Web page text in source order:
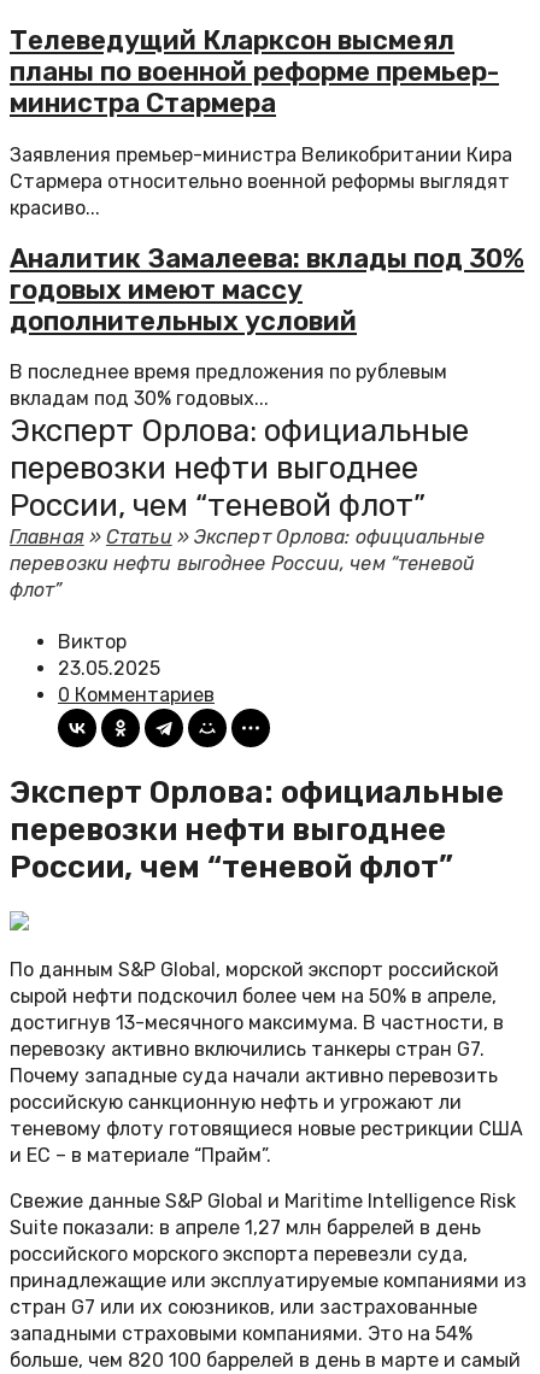
Телеведущий Кларксон высмеял
планы по военной реформе премьер-
министра Стармера
Заявления премьер-министра Великобритании Кира
Стармера относительно военной реформы выглядят
красиво...
Аналитик Замалеева: вклады под 30%
годовых имеют массу
дополнительных условий
В последнее время предложения по рублевым
вкладам под 30% годовых...
Эксперт Орлова: официальные
перевозки нефти выгоднее
России, чем “теневой флот”
Главная»Статьи » Эксперт Орлова: официальные
перевозки нефти выгоднее России, чем “теневой
флот”
Виктор
23.05.2025
0 Комментариев
Эксперт Орлова: официальные
перевозки нефти выгоднее
России, чем “теневой флот”
По данным S&P Global, морской экспорт российской
сырой нефти подскочил более чем на 50% в апреле,
достигнув 13-месячного максимума. В частности, в
перевозку активно включились танкеры стран G7.
Почему западные суда начали активно перевозить
российскую санкционную нефть и угрожают ли
теневому флоту готовящиеся новые рестрикции США
и ЕС – в материале “Прайм”.
Свежие данные S&P Global и Maritime Intelligence Risk
Suite показали: в апреле 1,27 млн ​​баррелей в день
российского морского экспорта перевезли суда,
принадлежащие или эксплуатируемые компаниями из
стран G7 или их союзников, или застрахованные
западными страховыми компаниями. Это на 54%
больше, чем 820 100 баррелей в день в марте и самый